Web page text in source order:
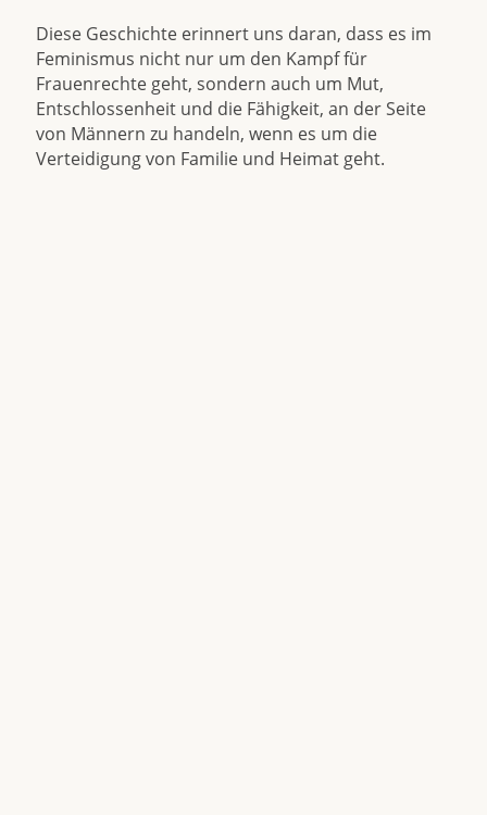
Diese Geschichte erinnert uns daran, dass es im
Feminismus nicht nur um den Kampf für
Frauenrechte geht, sondern auch um Mut,
Entschlossenheit und die Fähigkeit, an der Seite
von Männern zu handeln, wenn es um die
Verteidigung von Familie und Heimat geht.